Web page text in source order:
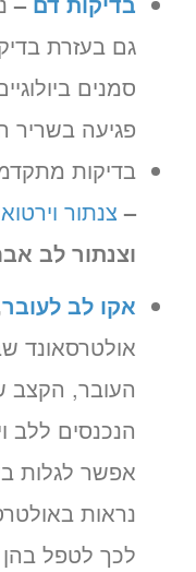
גם בעזרת
סמנים
פגיעה בשריר
בדיקות
– צנתור
וצנתור לב
אקו לב לעובר
אולטרסאונד
העובר, הקצב
הנכנסים ללב
אפשר לגלות
נראות
לכך לטפל בהן